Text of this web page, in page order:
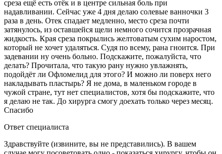
среза ещё есть отёк и в центре сильная боль при
надавливании. Сейчас уже 4 дня делаю солевые ванночки 3
раза в день. Отек спадает медленно, место среза почти
затянулось, из оставшейся щели немного сочится прозрачная
жидкость. Края среза покрылись желтоватым сухим наростом,
который не хочет удаляться. Судя по всему, рана гноится. При
задевании ну очень больно. Подскажите, пожалуйста, что
делать? Прочитала, что такую рану нужно увлажнять,
подойдёт ли Офломелид для этого? И можно ли поверх него
накладывать пластырь? Я не дома, в маленьком городе в
чужой стране, тут нет специалистов, хотя бы подскажите, что
я делаю не так. До хирурга смогу доехать только через месяц.
Спасибо
Ответ специалиста
Здравствуйте (извините, вы не представились). В вашем